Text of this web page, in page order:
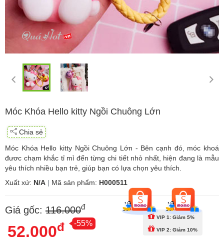
Móc Khóa Hello kitty Ngồi Chuông Lớn
Chia sẻ
Móc Khóa Hello kitty Ngồi Chuông Lớn - Bên cạnh đó, móc khoá
đươc chạm khắc tỉ mỉ đến từng chi tiết nhỏ nhất, hiện đang là mẫu
yêu thích nhiều bạn trẻ, giúp bạn có lựa chọn yêu thích.
Xuất xứ: N/A | Mã sản phẩm: H000511
Giá gốc: 116.000đ
52.000đ -55%
VIP 1: Giảm 5%
VIP 2: Giảm 10%